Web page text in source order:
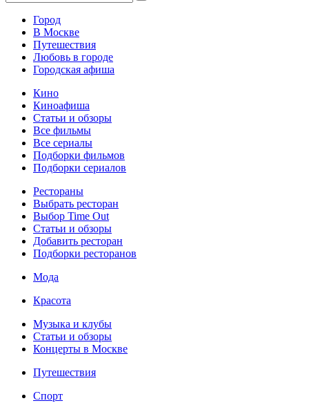
Город
В Москве
Путешествия
Любовь в городе
Городская афиша
Кино
Киноафиша
Статьи и обзоры
Все фильмы
Все сериалы
Подборки фильмов
Подборки сериалов
Рестораны
Выбрать ресторан
Выбор Time Out
Статьи и обзоры
Добавить ресторан
Подборки ресторанов
Мода
Красота
Музыка и клубы
Статьи и обзоры
Концерты в Москве
Путешествия
Спорт